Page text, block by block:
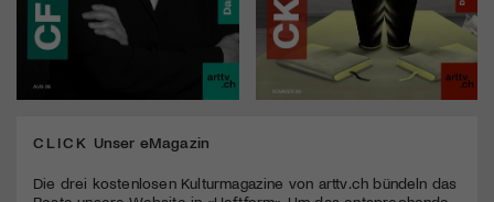
CLICK Unser eMagazin
Die drei kostenlosen Kulturmagazine von arttv.ch bündeln das